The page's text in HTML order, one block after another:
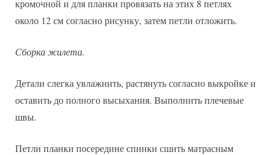
кромочной и для планки провязать на этих 8 петлях
около 12 см согласно рисунку, затем петли отложить.
Сборка жилета.
Детали слегка увлажнить, растянуть согласно выкройке и
оставить до полного высыхания. Выполнить плечевые
швы.
Петли планки посередине спинки сшить матрасным